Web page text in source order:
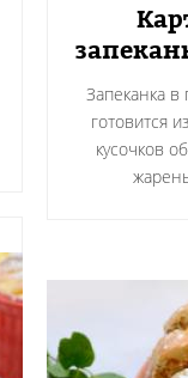
Запеканка
готовится
кусочков